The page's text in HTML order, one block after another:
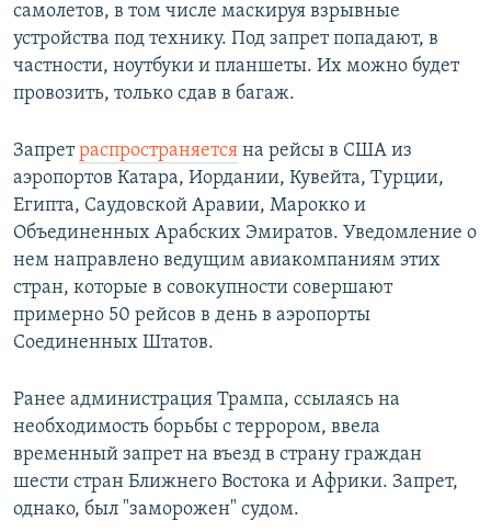
самолетов, в том числе маскируя взрывные
устройства под технику. Под запрет попадают, в
частности, ноутбуки и планшеты. Их можно будет
провозить, только сдав в багаж.
Запретраспространяется на рейсы в США из
аэропортов Катара, Иордании, Кувейта, Турции,
Египта, Саудовской Аравии, Марокко и
Объединенных Арабских Эмиратов. Уведомление о
нем направлено ведущим авиакомпаниям этих
стран, которые в совокупности совершают
примерно 50 рейсов в день в аэропорты
Соединенных Штатов.
Ранее администрация Трампа, ссылаясь на
необходимость борьбы с террором, ввела
временный запрет на въезд в страну граждан
шести стран Ближнего Востока и Африки. Запрет,
однако, был "заморожен" судом.